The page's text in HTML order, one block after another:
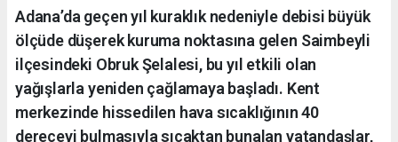
Adana’da geçen yıl kuraklık nedeniyle debisi büyük
ölçüde düşerek kuruma noktasına gelen Saimbeyli
ilçesindeki Obruk Şelalesi, bu yıl etkili olan
yağışlarla yeniden çağlamaya başladı. Kent
merkezinde hissedilen hava sıcaklığının 40
dereceyi bulmasıyla sıcaktan bunalan vatandaşlar,